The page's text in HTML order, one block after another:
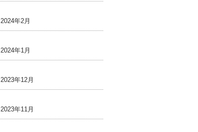
2024年2月
2024年1月
2023年12月
2023年11月